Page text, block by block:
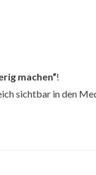
machen“!
sichtbar in den